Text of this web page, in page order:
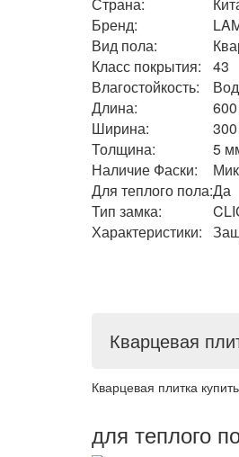
Бренд:
Вид пола:
Класс покрытия:
43
Влагостойкость:
Длина:
Ширина:
Толщина:
5
Наличие Фаски:
Для теплого пола:Да
Тип замка:
Характеристики:
Кварцевая
Кварцевая плитка
для теплого